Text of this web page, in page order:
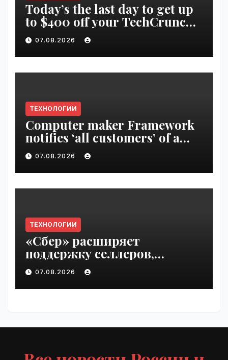
Today’s the last day to get up
to $400 off your TechCrunch
Disrupt 2026 ticket |
VseTime.ru
07.08.2026
ТЕХНОЛОГИИ
Computer maker Framework
notifies ‘all customers’ of a
data breach | VseTime.ru
07.08.2026
ТЕХНОЛОГИИ
«Сбер» расширяет
поддержку селлеров,
пострадавших от
инцидентов на складах
Wildberries | VseTime.ru
07.08.2026